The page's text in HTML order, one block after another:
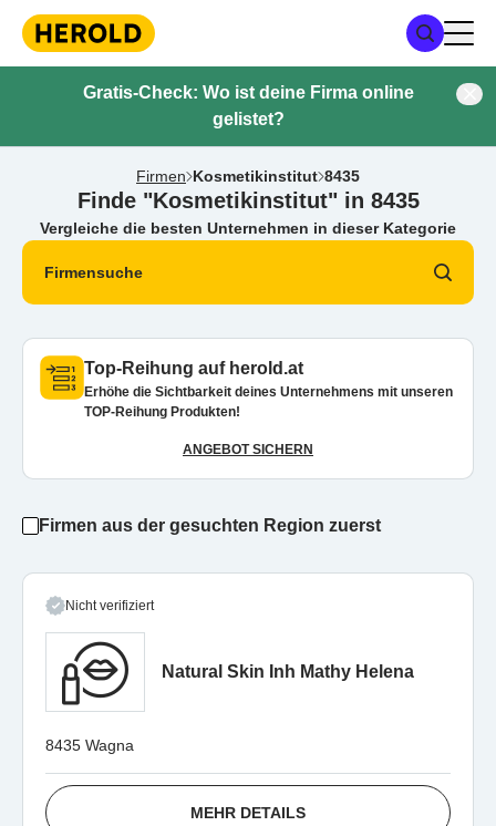
Gratis-Check: Wo ist deine Firma online
gelistet?
Firmen Kosmetikinstitut 8435
Finde "Kosmetikinstitut" in 8435
Vergleiche die besten Unternehmen in dieser Kategorie
Firmensuche
Top-Reihung auf herold.at
Erhöhe die Sichtbarkeit deines Unternehmens mit unseren
TOP-Reihung Produkten!
ANGEBOT SICHERN
Firmen aus der gesuchten Region zuerst
Nicht verifiziert
Natural Skin Inh Mathy Helena
8435 Wagna
MEHR DETAILS